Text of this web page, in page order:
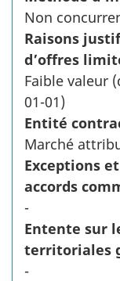
Non
Raisons
d’offres
Faible valeur
01-01)
Entité
Marché
Exceptions
accords
-
Entente sur
territoriales
-